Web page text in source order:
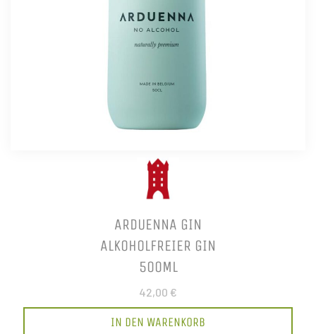
ARDUENNA GIN
ALKOHOLFREIER GIN
500ML
42,00 €
IN DEN WARENKORB